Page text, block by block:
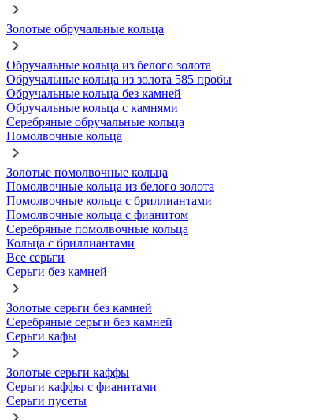
Золотые обручальные кольца
Обручальные кольца из белого золота
Обручальные кольца из золота 585 пробы
Обручальные кольца без камней
Обручальные кольца с камнями
Серебряные обручальные кольца
Помолвочные кольца
Золотые помолвочные кольца
Помолвочные кольца из белого золота
Помолвочные кольца с бриллиантами
Помолвочные кольца с фианитом
Серебряные помолвочные кольца
Кольца с бриллиантами
Все серьги
Серьги без камней
Золотые серьги без камней
Серебряные серьги без камней
Серьги кафы
Золотые серьги каффы
Серьги каффы с фианитами
Серьги пусеты